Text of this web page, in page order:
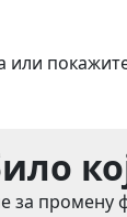
или
за промену